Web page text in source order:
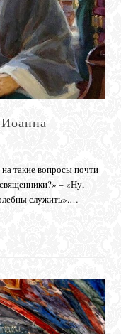
такие вопросы почти
– «Ну,
служить».…